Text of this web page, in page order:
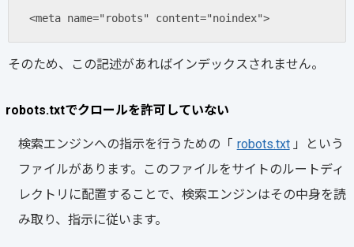
<meta name="robots" content="noindex">
そのため、この記述があればインデックスされません。
robots.txtでクロールを許可していない
検索エンジンへの指示を行うための「 robots.txt 」という
ファイルがあります。このファイルをサイトのルートディ
レクトリに配置することで、検索エンジンはその中身を読
み取り、指示に従います。